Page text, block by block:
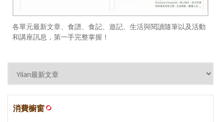
各單元最新文章、食譜、食記、遊記、生活與閱讀隨筆以及活動
和講座訊息，第一手完整掌握！
消費櫥窗